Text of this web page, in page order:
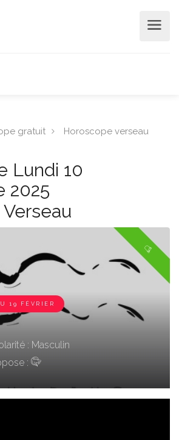
gratuit Horoscope verseau
Lundi 10
2025
Verseau
19 FÉVRIER
: Masculin
: